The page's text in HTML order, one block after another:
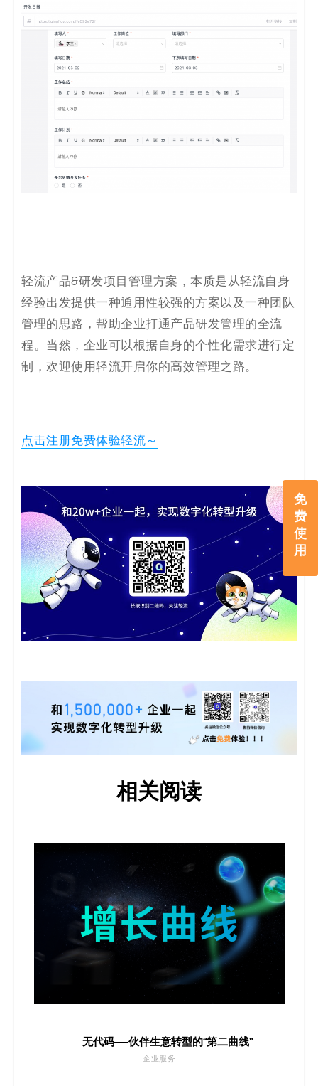
免
费
使
用
轻流产品&研发项目管理方案，本质是从轻流自身
经验出发提供一种通用性较强的方案以及一种团队
管理的思路，帮助企业打通产品研发管理的全流
程。当然， 企业可以根据自身的个性化需求进行定
制，欢迎使用轻流开启你的高效管理之路。
点击注册免费体验轻流～
相关阅读
无代码——伙伴生意转型的“第二曲线”
企业服务